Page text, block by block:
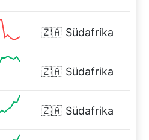
🇿🇦 Südafrika
🇿🇦 Südafrika
🇿🇦 Südafrika